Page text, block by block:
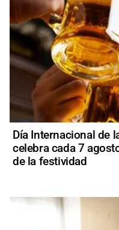
Día Internacional de
celebra cada 7
de la festividad